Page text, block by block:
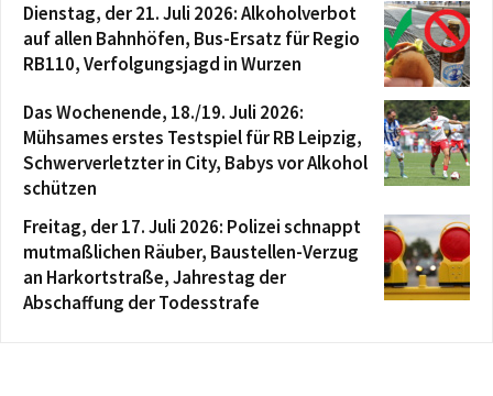
Dienstag, der 21. Juli 2026: Alkoholverbot
auf allen Bahnhöfen, Bus-Ersatz für Regio
RB110, Verfolgungsjagd in Wurzen
Das Wochenende, 18./19. Juli 2026:
Mühsames erstes Testspiel für RB Leipzig,
Schwerverletzter in City, Babys vor Alkohol
schützen
Freitag, der 17. Juli 2026: Polizei schnappt
mutmaßlichen Räuber, Baustellen-Verzug
an Harkortstraße, Jahrestag der
Abschaffung der Todesstrafe